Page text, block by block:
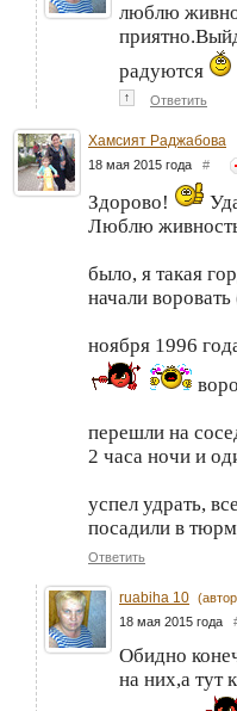
люблю
радуются
↑ Ответить
Хамсият Раджабова
18 мая 2015 года #
Здорово!
Люблю
было, я такая
начали
ноября 1996
перешли на
2 часа ночи и
успел удрать,
посадили в
Ответить
ruabiha 10
18 мая 2015 года
Обидно
на них,а тут